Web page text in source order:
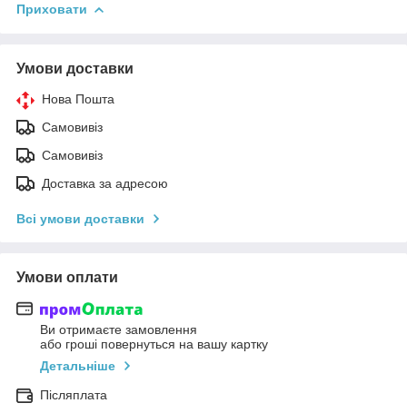
Приховати
Умови доставки
Нова Пошта
Самовивіз
Самовивіз
Доставка за адресою
Всі умови доставки
Умови оплати
Ви отримаєте замовлення
або гроші повернуться на вашу картку
Детальніше
Післяплата